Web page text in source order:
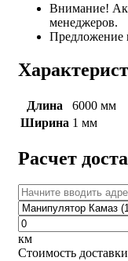
Внимание!
менеджеров.
Предложение
Длина
6000 мм
Ширина 1 мм
Расчет
км
Стоимость